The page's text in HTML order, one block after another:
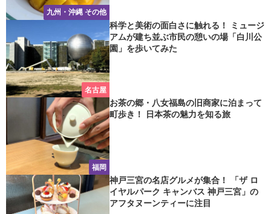
九州・沖縄 その他
名古屋
科学と美術の面白さに触れる！ ミュージ
アムが建ち並ぶ市民の憩いの場「白川公
園」を歩いてみた
福岡
お茶の郷・八女福島の旧商家に泊まって
町歩き！ 日本茶の魅力を知る旅
神戸三宮の名店グルメが集合！ 「ザ ロ
イヤルパーク キャンバス 神戸三宮」の
アフタヌーンティーに注目